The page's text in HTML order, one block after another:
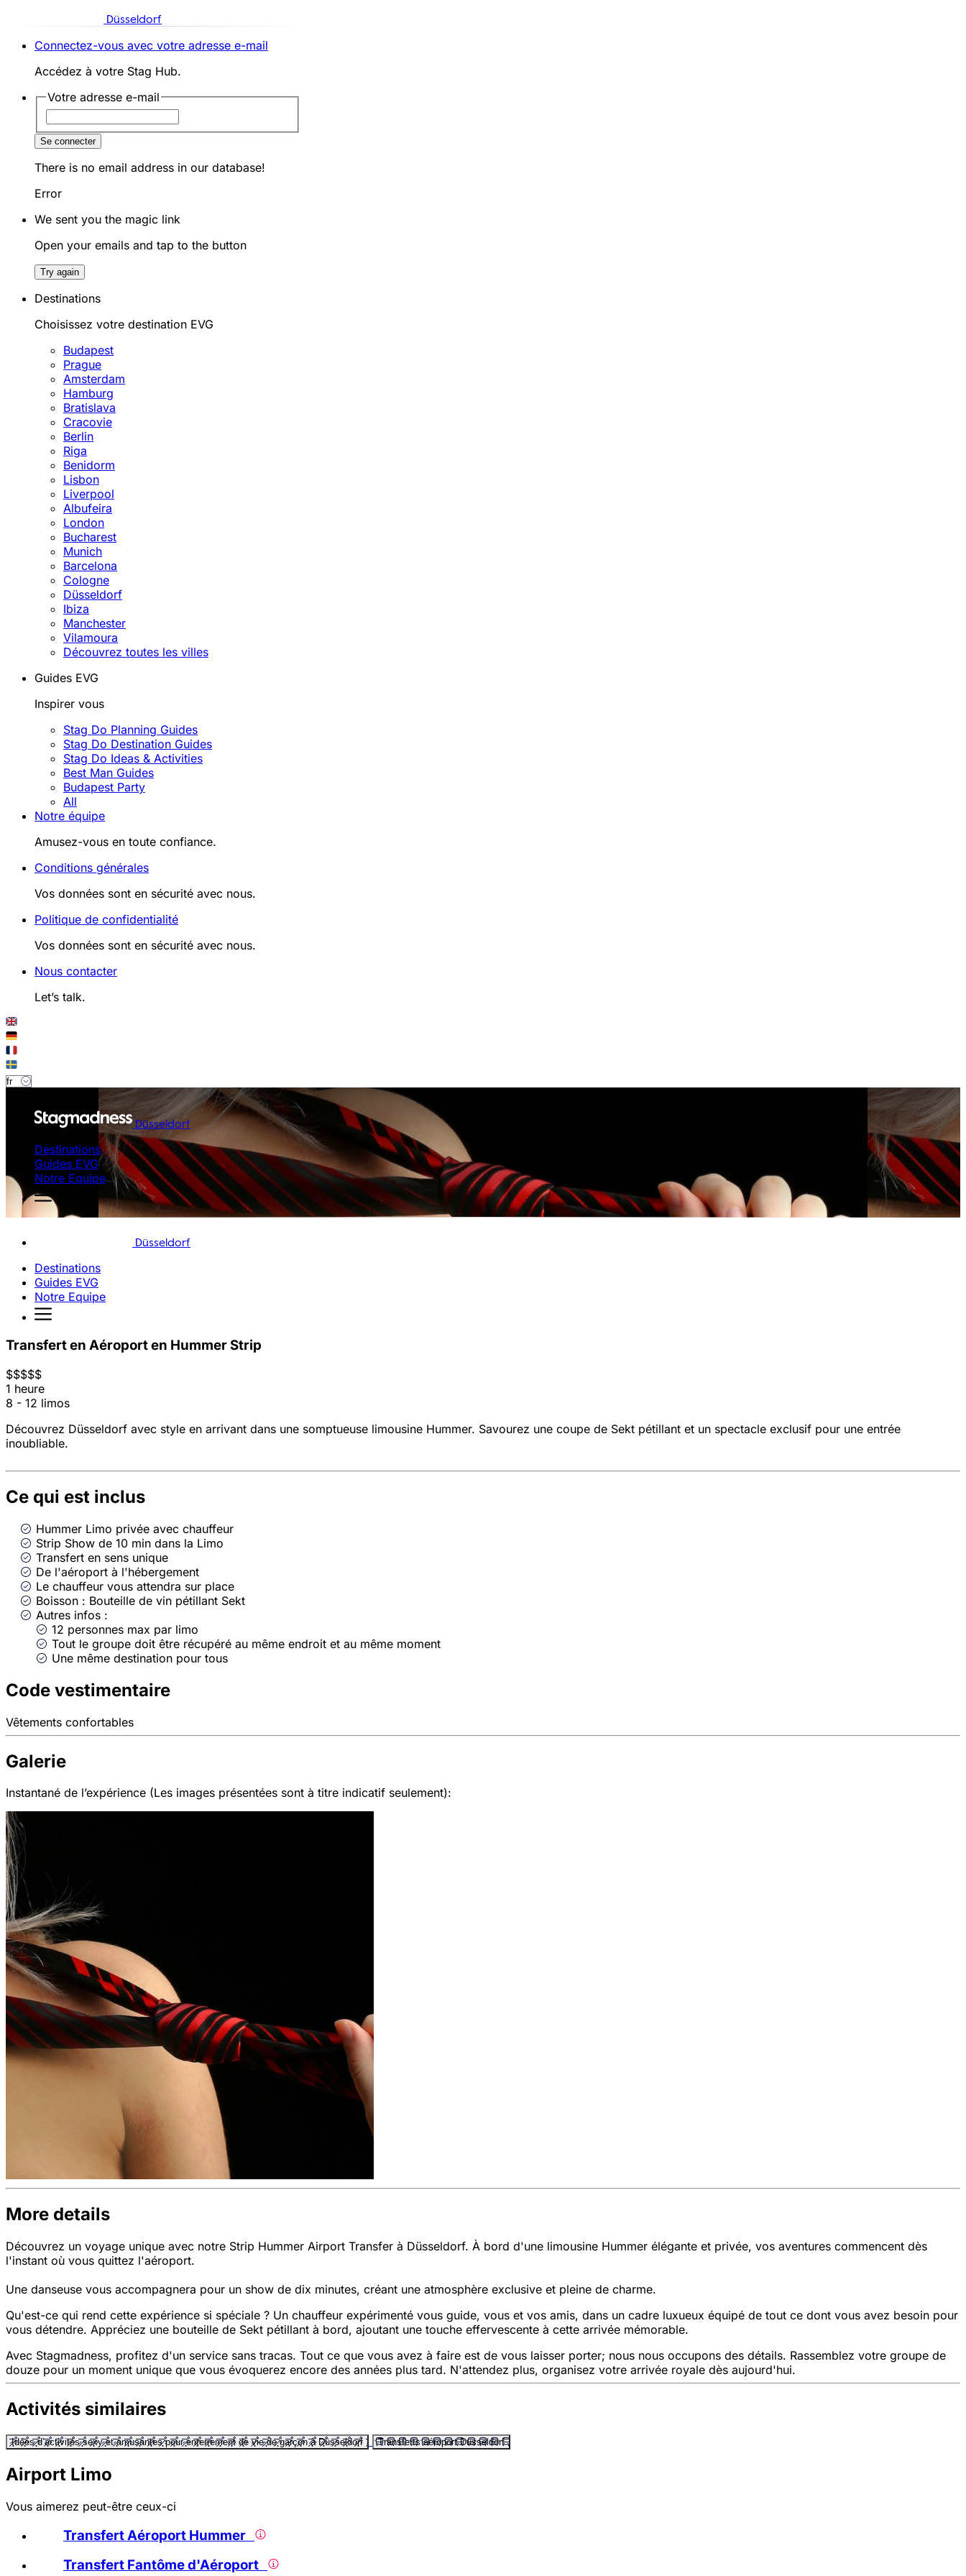
Düsseldorf
Connectez-vous avec votre adresse e-mail
Accédez à votre Stag Hub.
Votre adresse e-mail
Se connecter
There is no email address in our database!
Error
We sent you the magic link
Open your emails and tap to the button
Try again
Destinations
Choisissez votre destination EVG
Budapest
Prague
Amsterdam
Hamburg
Bratislava
Cracovie
Berlin
Riga
Benidorm
Lisbon
Liverpool
Albufeira
London
Bucharest
Munich
Barcelona
Cologne
Düsseldorf
Ibiza
Manchester
Vilamoura
Découvrez toutes les villes
Guides EVG
Inspirer vous
Stag Do Planning Guides
Stag Do Destination Guides
Stag Do Ideas & Activities
Best Man Guides
Budapest Party
All
Notre équipe
Amusez-vous en toute confiance.
Conditions générales
Vos données sont en sécurité avec nous.
Politique de confidentialité
Vos données sont en sécurité avec nous.
Nous contacter
Let’s talk.
Düsseldorf
Destinations
Guides EVG
Notre Equipe
Düsseldorf
Destinations
Guides EVG
Notre Equipe
Transfert en Aéroport en Hummer Strip
$$$$$
1 heure
8 - 12 limos
Découvrez Düsseldorf avec style en arrivant dans une somptueuse limousine Hummer. Savourez une coupe de Sekt pétillant et un spectacle exclusif pour une entrée
inoubliable.
Ce qui est inclus
Hummer Limo privée avec chauffeur
Strip Show de 10 min dans la Limo
Transfert en sens unique
De l'aéroport à l'hébergement
Le chauffeur vous attendra sur place
Boisson : Bouteille de vin pétillant Sekt
Autres infos :
12 personnes max par limo
Tout le groupe doit être récupéré au même endroit et au même moment
Une même destination pour tous
Code vestimentaire
Vêtements confortables
Galerie
Instantané de l’expérience (Les images présentées sont à titre indicatif seulement):
More details
Découvrez un voyage unique avec notre Strip Hummer Airport Transfer à Düsseldorf. À bord d'une limousine Hummer élégante et privée, vos aventures commencent dès
l'instant où vous quittez l'aéroport.
Une danseuse vous accompagnera pour un show de dix minutes, créant une atmosphère exclusive et pleine de charme.
Qu'est-ce qui rend cette expérience si spéciale ? Un chauffeur expérimenté vous guide, vous et vos amis, dans un cadre luxueux équipé de tout ce dont vous avez besoin pour
vous détendre. Appréciez une bouteille de Sekt pétillant à bord, ajoutant une touche effervescente à cette arrivée mémorable.
Avec Stagmadness, profitez d'un service sans tracas. Tout ce que vous avez à faire est de vous laisser porter; nous nous occupons des détails. Rassemblez votre groupe de
douze pour un moment unique que vous évoquerez encore des années plus tard. N'attendez plus, organisez votre arrivée royale dès aujourd'hui.
Activités similaires
Idées d’activités sexy et amusantes pour enterrement de vie de garçon à Düsseldorf Transferts aéroport Düsseldorf
Airport Limo
Vous aimerez peut-être ceux-ci
Transfert Aéroport Hummer
Transfert Fantôme d'Aéroport